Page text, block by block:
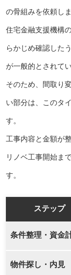
の骨組みを依頼しま
住宅金融支援機構
らかじめ確認した
が一般的とされてい
そのため、間取り
い部分は、このタ
す。
工事内容と金額が
リノベ工事開始ま
す。
ステップ
条件整理・資金
物件探し・内見